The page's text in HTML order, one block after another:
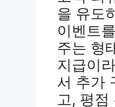
을 유도
이벤트
주는 형
지급이
서 추가
고, 평점